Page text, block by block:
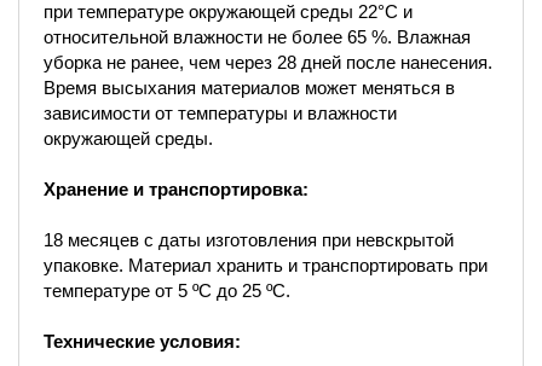
при температуре окружающей среды 22°С и
относительной влажности не более 65 %. Влажная
уборка не ранее, чем через 28 дней после нанесения.
Время высыхания материалов может меняться в
зависимости от температуры и влажности
окружающей среды.
Хранение и транспортировка:
18 месяцев с даты изготовления при невскрытой
упаковке. Материал хранить и транспортировать при
температуре от 5 ºС до 25 ºС.
Технические условия: